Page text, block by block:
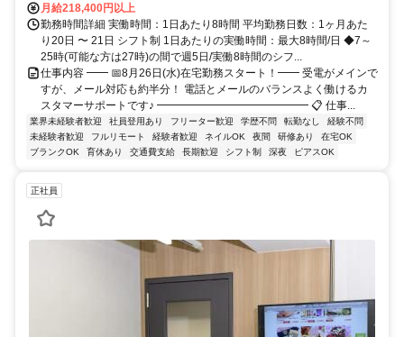
月給218,400円以上
勤務時間詳細 実働時間：1日あたり8時間 平均勤務日数：1ヶ月あた
り20日 〜 21日 シフト制 1日あたりの実働時間：最大8時間/日 ◆7～
25時(可能な方は27時)の間で週5日/実働8時間のシフ...
仕事内容 ━━ 📅8月26日(水)在宅勤務スタート！━━ 受電がメインで
すが、メール対応も約半分！ 電話とメールのバランスよく働けるカ
スタマーサポートです♪ ━━━━━━━━━━━━━━ 📋 仕事...
業界未経験者歓迎 社員登用あり フリーター歓迎 学歴不問 転勤なし
経験不問
未経験者歓迎
フルリモート 経験者歓迎 ネイルOK 夜間 研修あり
在宅OK
ブランクOK
育休あり 交通費支給 長期歓迎 シフト制 深夜 ピアスOK
正社員